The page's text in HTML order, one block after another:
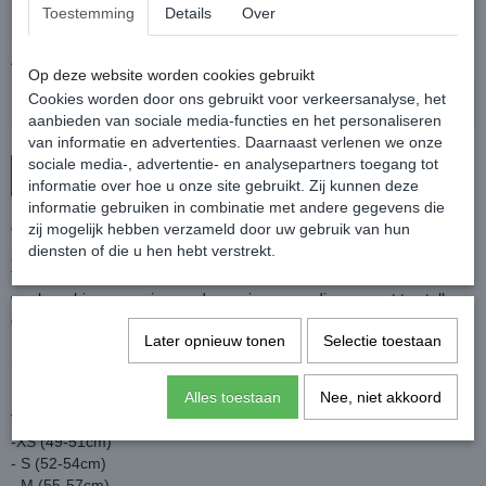
Aantal
In winkelwagen
Veiligheidscap met een mat zwarte buitenschaal en een glanzende
zwarte rand in het midden.
Tevens voorzien van meerdere ventilatiesleuven, uitneembare,
wasbare binnenvoering en de cap is eenvoudig op maat te stellen
door middel van een draaiknop.
De cap heeft de EN1384:2023 normering, dus voldoet aan de
nieuwste veiligheidseisen.
Verkrijgbaar in:
-XS (49-51cm)
- S (52-54cm)
Toestemming Details Over
Op deze website worden cookies gebruikt
Cookies worden door ons gebruikt voor verkeersanalyse, het
aanbieden van sociale media-functies en het personaliseren
van informatie en advertenties. Daarnaast verlenen we onze
sociale media-, advertentie- en analysepartners toegang tot
informatie over hoe u onze site gebruikt. Zij kunnen deze
informatie gebruiken in combinatie met andere gegevens die
zij mogelijk hebben verzameld door uw gebruik van hun
diensten of die u hen hebt verstrekt.
Later opnieuw tonen Selectie toestaan
Alles toestaan Nee, niet akkoord